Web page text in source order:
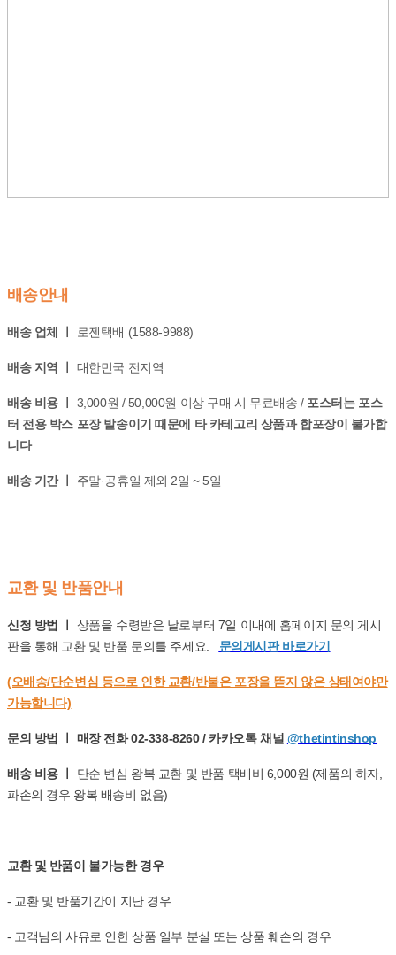
배송안내
배송 업체 ㅣ 로젠택배 (1588-9988)
배송 지역 ㅣ 대한민국 전지역
배송 비용 ㅣ 3,000원 / 50,000원 이상 구매 시 무료배송 / 포스터는 포스
터 전용 박스 포장 발송이기 때문에 타 카테고리 상품과 합포장이 불가합
니다
배송 기간 ㅣ 주말·공휴일 제외 2일 ~ 5일
교환 및 반품안내
신청 방법 ㅣ 상품을 수령받은 날로부터 7일 이내에 홈페이지 문의 게시
판을 통해 교환 및 반품 문의를 주세요. 문의게시판 바로가기
(오배송/단순변심 등으로 인한 교환/반불은 포장을 뜯지 않은 상태여야만
가능합니다)
문의 방법 ㅣ 매장 전화 02-338-8260 / 카카오톡 채널 @thetintinshop
배송 비용 ㅣ
단순 변심 왕복 교환 및 반품 택배비 6,000원 (제품의 하자,
파손의 경우 왕복 배송비 없음)
교환 및 반품이 불가능한 경우
- 교환 및 반품기간이 지난 경우
- 고객님의 사유로 인한 상품 일부 분실 또는 상품 훼손의 경우